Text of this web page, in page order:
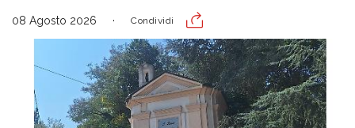
08 Agosto 2026 Condividi